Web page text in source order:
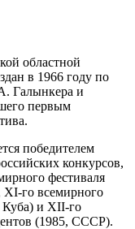
областной
в 1966 году по
Галынкера и
первым
победителем
конкурсов,
фестиваля
XI-го всемирного
Куба) и XII-го
(1985, СССР).